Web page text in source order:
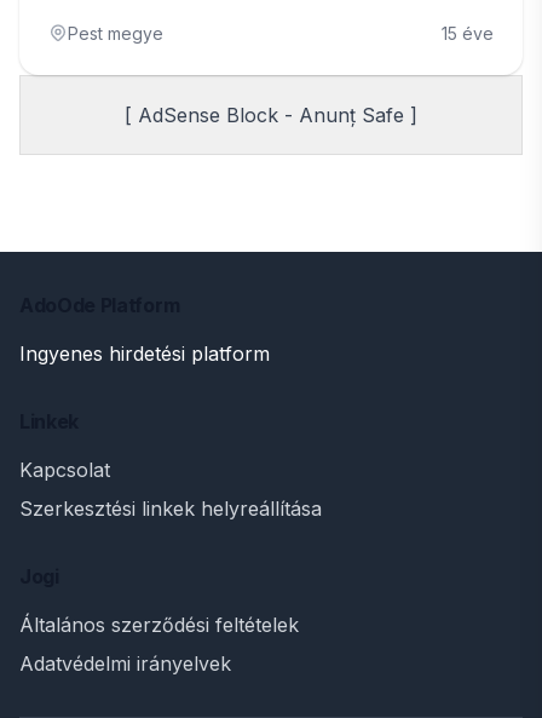
Pest megye 15 éve
[ AdSense Block - Anunț Safe ]
Ingyenes hirdetési platform
Kapcsolat
Szerkesztési linkek helyreállítása
Általános szerződési feltételek
Adatvédelmi irányelvek